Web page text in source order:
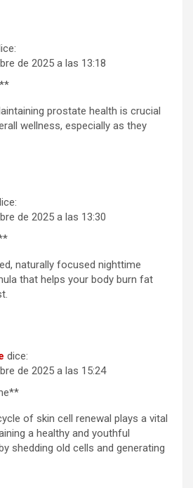
de 2025 a las 13:18
prostate health is crucial
wellness, especially as they
de 2025 a las 13:30
naturally focused nighttime
that helps your body burn fat
dice:
de 2025 a las 15:24
of skin cell renewal plays a vital
a healthy and youthful
shedding old cells and generating